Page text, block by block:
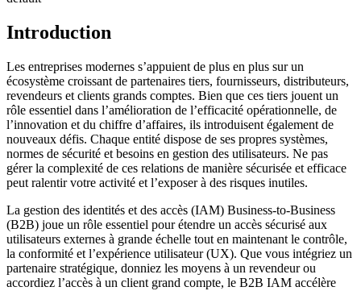
Introduction
Les entreprises modernes s’appuient de plus en plus sur un
écosystème croissant de partenaires tiers, fournisseurs, distributeurs,
revendeurs et clients grands comptes. Bien que ces tiers jouent un
rôle essentiel dans l’amélioration de l’efficacité opérationnelle, de
l’innovation et du chiffre d’affaires, ils introduisent également de
nouveaux défis. Chaque entité dispose de ses propres systèmes,
normes de sécurité et besoins en gestion des utilisateurs. Ne pas
gérer la complexité de ces relations de manière sécurisée et efficace
peut ralentir votre activité et l’exposer à des risques inutiles.
La gestion des identités et des accès (IAM) Business-to-Business
(B2B) joue un rôle essentiel pour étendre un accès sécurisé aux
utilisateurs externes à grande échelle tout en maintenant le contrôle,
la conformité et l’expérience utilisateur (UX). Que vous intégriez un
partenaire stratégique, donniez les moyens à un revendeur ou
accordiez l’accès à un client grand compte, le B2B IAM accélère